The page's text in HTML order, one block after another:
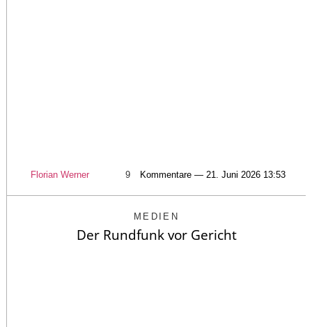
Florian Werner 9 Kommentare — 21. Juni 2026 13:53
MEDIEN
Der Rundfunk vor Gericht